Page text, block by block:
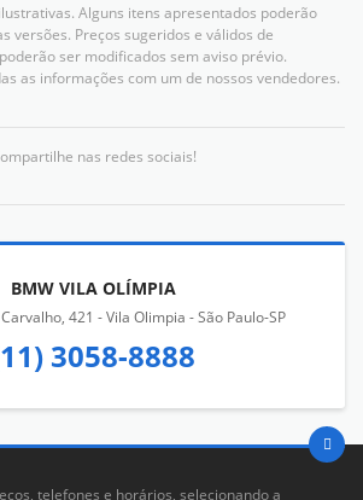
Alguns itens apresentados poderão
versões. Preços sugeridos e válidos de
ser modificados sem aviso prévio.
as informações com um de nossos vendedores.
nas redes sociais!
BMW VILA OLÍMPIA
421 - Vila Olimpia - São Paulo-SP
3058-8888
telefones e horários, selecionando a